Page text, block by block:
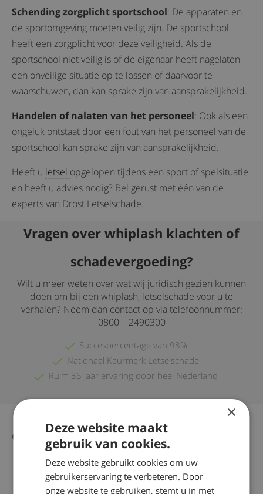
Schending zorgplicht sportschool: De apparaten en
de sportomgeving moeten veilig zijn. De sportschool
heeft een zorgplicht voor deze veiligheid. Als de
sportschool niet veilig is of de eigenaar heeft nagelaten
een onveilige situatie op te lossen of daarvoor te
waarschuwen, dan kan sprake zijn van aansprakelijkheid.
Handelen of nalaten van het personeel: Ook als een
ongeluk ontstaat door een fout van het personeel van de
sportschool kan sprake zijn van aansprakelijkheid.
Heeft u letsel opgelopen tijdens een sport of spelsituatie
en heeft u advies nodig? Bel gerust met één van de
experts van Drost Letselschade.
Vragen over whiplash klachten of
schadevergoeding?
Wilt u meer weten over wat wij juridisch gezien kunnen
doen om bij een whiplash, letselschade voor u te
verhalen? Neem dan contact op via telefoonnummer:
0800 – 2490300
Succespercentage van 98%
Nationaal Keurmerk Letselschade
Ruim 35 jaar ervaring door heel Nederland
Gerelateerd nieuws Alle nieuws artikelen
×
Deze website maakt
gebruik van cookies.
Deze website gebruikt cookies om uw
gebruikerservaring te verbeteren. Door
onze website te gebruiken, stemt u in met